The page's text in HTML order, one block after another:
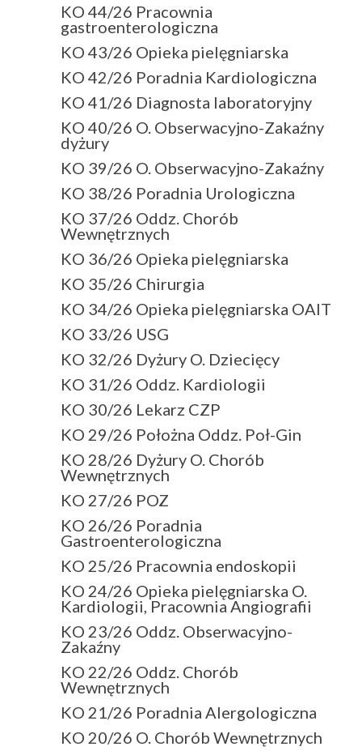
KO 44/26 Pracownia
gastroenterologiczna
KO 43/26 Opieka pielęgniarska
KO 42/26 Poradnia Kardiologiczna
KO 41/26 Diagnosta laboratoryjny
KO 40/26 O. Obserwacyjno-Zakaźny
dyżury
KO 39/26 O. Obserwacyjno-Zakaźny
KO 38/26 Poradnia Urologiczna
KO 37/26 Oddz. Chorób
Wewnętrznych
KO 36/26 Opieka pielęgniarska
KO 35/26 Chirurgia
KO 34/26 Opieka pielęgniarska OAIT
KO 33/26 USG
KO 32/26 Dyżury O. Dziecięcy
KO 31/26 Oddz. Kardiologii
KO 30/26 Lekarz CZP
KO 29/26 Położna Oddz. Poł-Gin
KO 28/26 Dyżury O. Chorób
Wewnętrznych
KO 27/26 POZ
KO 26/26 Poradnia
Gastroenterologiczna
KO 25/26 Pracownia endoskopii
KO 24/26 Opieka pielęgniarska O.
Kardiologii, Pracownia Angiografii
KO 23/26 Oddz. Obserwacyjno-
Zakaźny
KO 22/26 Oddz. Chorób
Wewnętrznych
KO 21/26 Poradnia Alergologiczna
KO 20/26 O. Chorób Wewnętrznych